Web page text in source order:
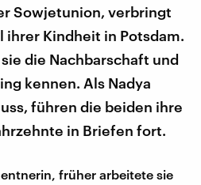
Sowjetunion, verbringt
ihrer Kindheit in Potsdam.
die Nachbarschaft und
kennen. Als Nadya
führen die beiden ihre
in Briefen fort.
früher arbeitete sie